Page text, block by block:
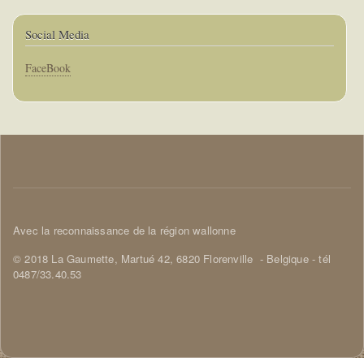
Social Media
Corps
FaceBook
Corps
Avec la reconnaissance de la région wallonne
© 2018 La Gaumette, Martué 42, 6820 Florenville - Belgique - tél
0487/33.40.53